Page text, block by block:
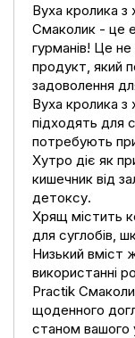
Вуха кролика
Смаколик - це
гурманів! Це
продукт, який
задоволення
Вуха кролика
підходять для
потребують
Хутро діє як
кишечник від
детоксу.
Хрящ містить
для суглобів,
Низький вміст
використанні
Practik
щоденного
станом вашого